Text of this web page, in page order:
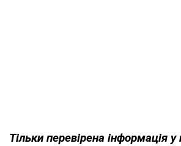
Тільки перевірена інформація у